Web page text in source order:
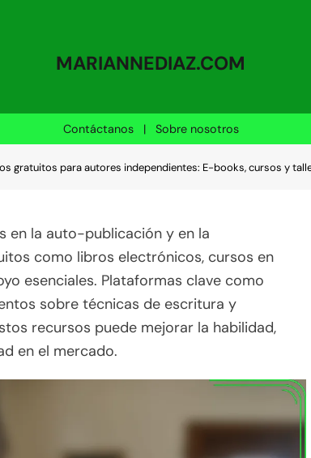
MARIANNEDIAZ.COM
Contáctanos | Sobre nosotros
gratuitos para autores independientes: E-books, cursos y
en la auto-publicación y en la
como libros electrónicos, cursos en
esenciales. Plataformas clave como
sobre técnicas de escritura y
recursos puede mejorar la habilidad,
en el mercado.